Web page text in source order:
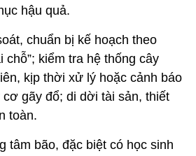
hậu quả.
chuẩn bị kế hoạch theo
chỗ”; kiểm tra hệ thống cây
kịp thời xử lý hoặc cảnh báo
gãy đổ; di dời tài sản, thiết
toàn.
tâm bão, đặc biệt có học sinh